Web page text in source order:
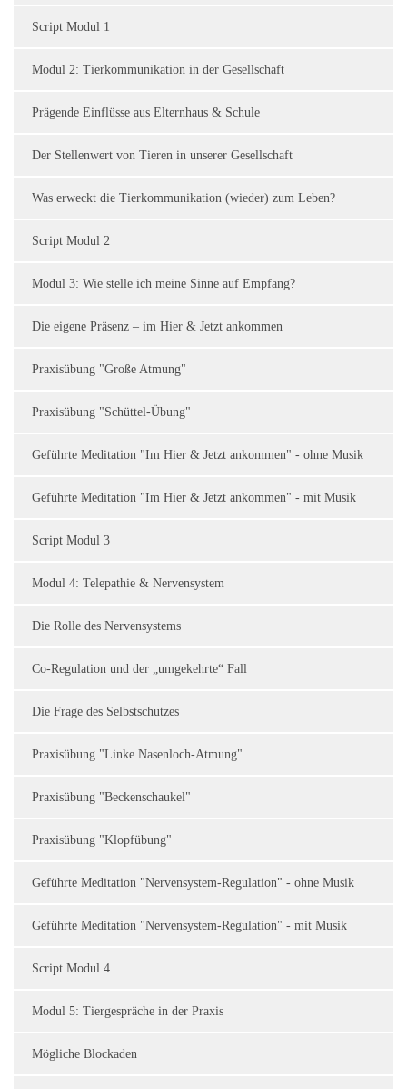
Script Modul 1
Modul 2: Tierkommunikation in der Gesellschaft
Prägende Einflüsse aus Elternhaus & Schule
Der Stellenwert von Tieren in unserer Gesellschaft
Was erweckt die Tierkommunikation (wieder) zum Leben?
Script Modul 2
Modul 3: Wie stelle ich meine Sinne auf Empfang?
Die eigene Präsenz – im Hier & Jetzt ankommen
Praxisübung "Große Atmung"
Praxisübung "Schüttel-Übung"
Geführte Meditation "Im Hier & Jetzt ankommen" - ohne Musik
Geführte Meditation "Im Hier & Jetzt ankommen" - mit Musik
Script Modul 3
Modul 4: Telepathie & Nervensystem
Die Rolle des Nervensystems
Co-Regulation und der „umgekehrte“ Fall
Die Frage des Selbstschutzes
Praxisübung "Linke Nasenloch-Atmung"
Praxisübung "Beckenschaukel"
Praxisübung "Klopfübung"
Geführte Meditation "Nervensystem-Regulation" - ohne Musik
Geführte Meditation "Nervensystem-Regulation" - mit Musik
Script Modul 4
Modul 5: Tiergespräche in der Praxis
Mögliche Blockaden